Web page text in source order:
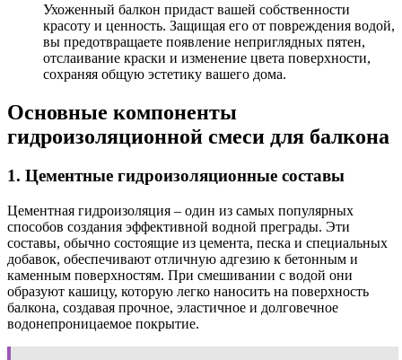
Ухоженный балкон придаст вашей собственности
красоту и ценность. Защищая его от повреждения водой,
вы предотвращаете появление неприглядных пятен,
отслаивание краски и изменение цвета поверхности,
сохраняя общую эстетику вашего дома.
Основные компоненты
гидроизоляционной смеси для балкона
1. Цементные гидроизоляционные составы
Цементная гидроизоляция – один из самых популярных
способов создания эффективной водной преграды. Эти
составы, обычно состоящие из цемента, песка и специальных
добавок, обеспечивают отличную адгезию к бетонным и
каменным поверхностям. При смешивании с водой они
образуют кашицу, которую легко наносить на поверхность
балкона, создавая прочное, эластичное и долговечное
водонепроницаемое покрытие.